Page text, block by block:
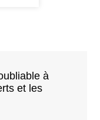
à
et les